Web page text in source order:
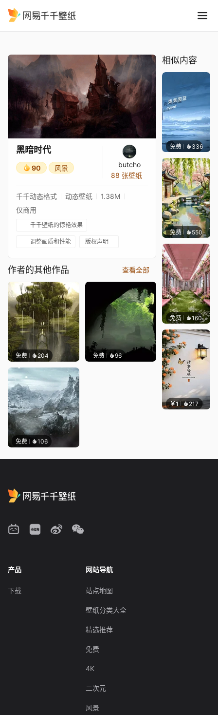
黑暗时代
90 风景
butcho
88 张壁纸
千千动态格式 动态壁纸
1.38M
仅商用
千千壁纸的惊艳效果
调整画质和性能 版权声明
作者的其他作品 查看全部
免费 204 免费 96
免费 106
相似内容
免费 336冰茶Ln
免费 550渔小小
免费 160渔小小
￥1 217 渔小小
产品
下载
网站导航
站点地图
壁纸分类大全
精选推荐
免费
4K
二次元
风景